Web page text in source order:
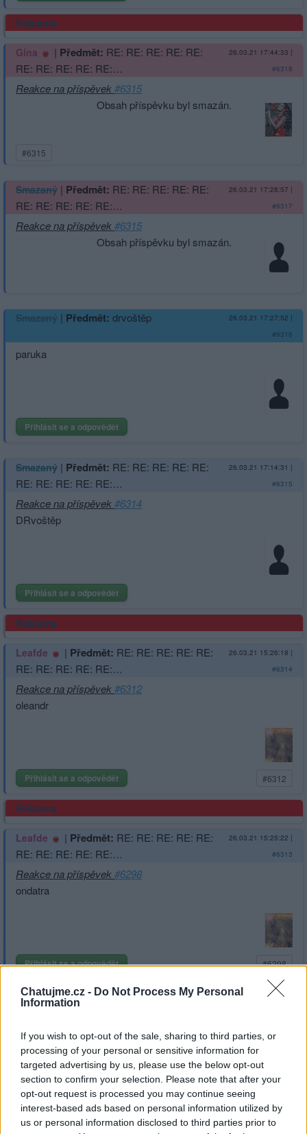
Chatujme.cz - Do Not Process My Personal
Information
If you wish to opt-out of the sale, sharing to third parties, or
processing of your personal or sensitive information for
targeted advertising by us, please use the below opt-out
section to confirm your selection. Please note that after your
opt-out request is processed you may continue seeing
interest-based ads based on personal information utilized by
us or personal information disclosed to third parties prior to
Reklama
Gina | Předmět: RE: RE: RE: RE: RE:
RE: RE: RE: RE: RE:…
26.03.21 17:44:33 |
#6318
Reakce na příspěvek#6315
Obsah příspěvku byl smazán.
#6315
Smazaný | Předmět: RE: RE: RE: RE: RE:
RE: RE: RE: RE: RE:…
26.03.21 17:28:57 |
#6317
Reakce na příspěvek#6315
Obsah příspěvku byl smazán.
Smazaný | Předmět: drvoštěp 26.03.21 17:27:52 |
#6316
paruka
Přihlásit se a odpovědět
Smazaný | Předmět: RE: RE: RE: RE: RE:
RE: RE: RE: RE: RE:…
26.03.21 17:14:31 |
#6315
Reakce na příspěvek#6314
DRvoštěp
Přihlásit se a odpovědět
Reklama
Leafde | Předmět: RE: RE: RE: RE: RE:
RE: RE: RE: RE: RE:…
26.03.21 15:26:18 |
#6314
Reakce na příspěvek#6312
oleandr
Přihlásit se a odpovědět #6312
Reklama
Leafde | Předmět: RE: RE: RE: RE: RE:
RE: RE: RE: RE: RE:…
26.03.21 15:25:22 |
#6313
Reakce na příspěvek#6298
ondatra
Přihlásit se a odpovědět #6298
Reklama
RE: RE: RE: RE: RE:…
#6312
Reakce na příspěvek
topol